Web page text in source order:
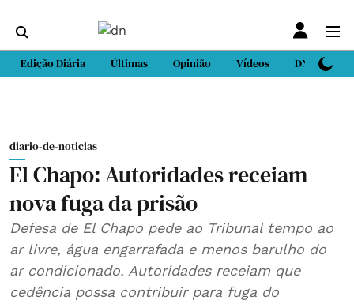
Edição Diária Últimas Opinião Vídeos DN Sport
diario-de-noticias
El Chapo: Autoridades receiam
nova fuga da prisão
Defesa de El Chapo pede ao Tribunal tempo ao
ar livre, água engarrafada e menos barulho do
ar condicionado. Autoridades receiam que
cedência possa contribuir para fuga do